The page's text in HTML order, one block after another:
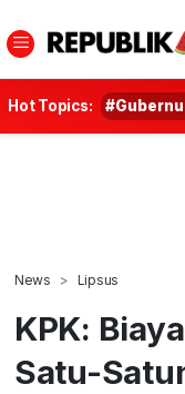
Hot Topics:
News Lipsus
KPK:
Satu-